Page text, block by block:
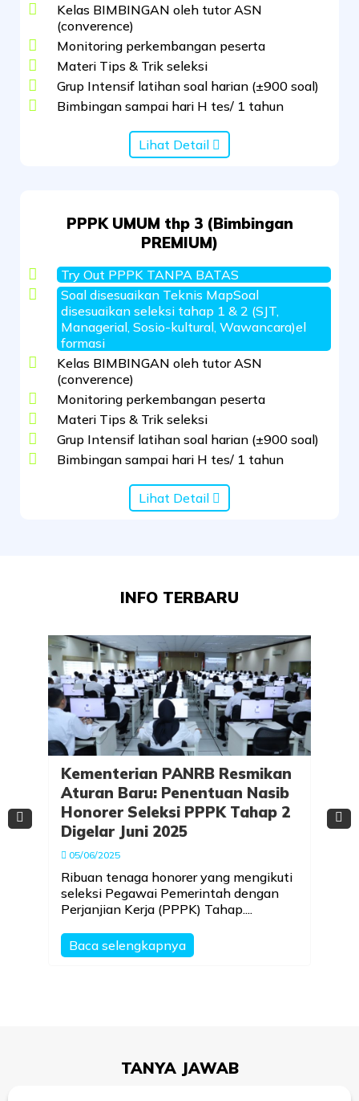
Kelas BIMBINGAN oleh tutor ASN
(converence)
Monitoring perkembangan peserta
Materi Tips & Trik seleksi
Grup Intensif latihan soal harian (±900 soal)
Bimbingan sampai hari H tes/ 1 tahun
Lihat Detail
PPPK UMUM thp 3 (Bimbingan
PREMIUM)
Try Out PPPK TANPA BATAS
Soal disesuaikan Teknis MapSoal
disesuaikan seleksi tahap 1 & 2 (SJT,
Managerial, Sosio-kultural, Wawancara)el
formasi
Kelas BIMBINGAN oleh tutor ASN
(converence)
Monitoring perkembangan peserta
Materi Tips & Trik seleksi
Grup Intensif latihan soal harian (±900 soal)
Bimbingan sampai hari H tes/ 1 tahun
Lihat Detail
INFO TERBARU
Kementerian PANRB Resmikan
Aturan Baru: Penentuan Nasib
Honorer Seleksi PPPK Tahap 2
Digelar Juni 2025
05/06/2025
Ribuan tenaga honorer yang mengikuti
seleksi Pegawai Pemerintah dengan
Perjanjian Kerja (PPPK) Tahap....
Baca selengkapnya
TANYA JAWAB